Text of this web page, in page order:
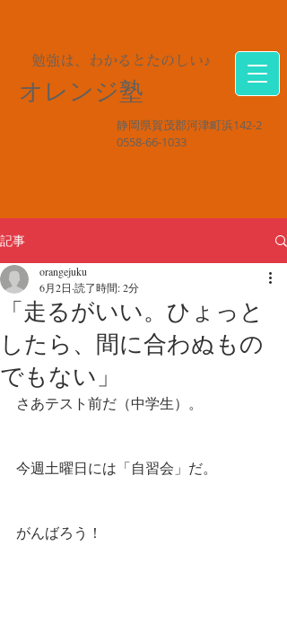
勉強は、わかるとたのしい♪
オレンジ塾
静岡県賀茂郡河津町浜142-2
0558-66-1033
記事
「走るがいい。ひょっと
したら、間に合わぬもの
でもない」
orangejuku
6月2日 読了時間: 2分
さあテスト前だ（中学生）。
今週土曜日には「自習会」だ。
がんばろう！